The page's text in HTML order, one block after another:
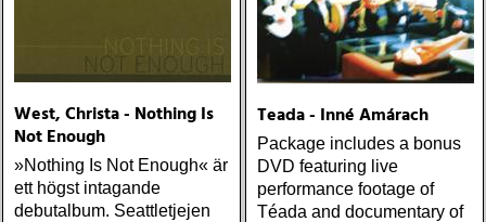
West, Christa - Nothing Is
Not Enough
»Nothing Is Not Enough« är
ett högst intagande
debutalbum. Seattletjejen
Teada - Inné Amárach
Package includes a bonus
DVD featuring live
performance footage of
Téada and documentary of